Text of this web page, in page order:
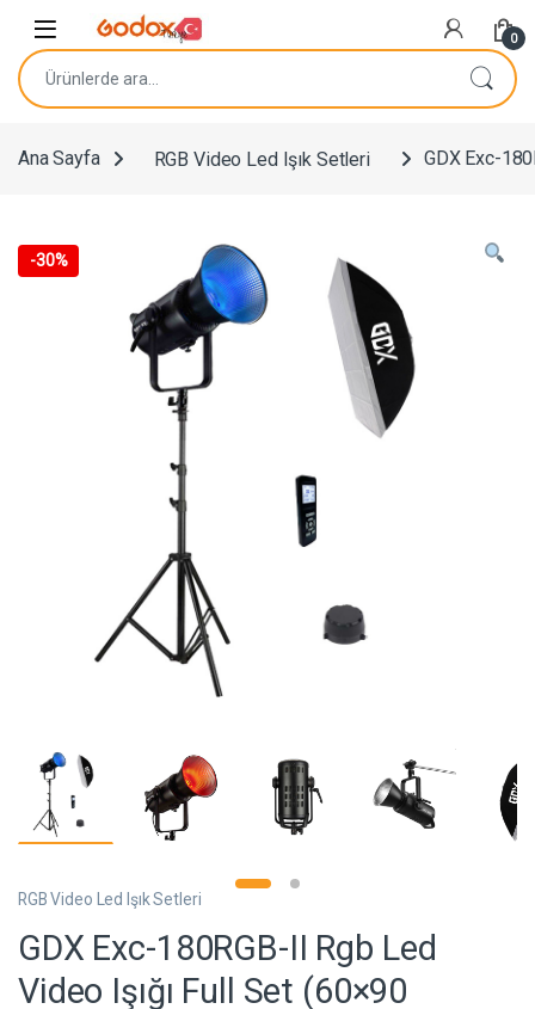
0
Ara:
Ana Sayfa RGB Video Led Işık Setleri GDX Exc-
-30%
RGB Video Led Işık Setleri
GDX Exc-180RGB-II Rgb Led
Video Işığı Full Set (60×90